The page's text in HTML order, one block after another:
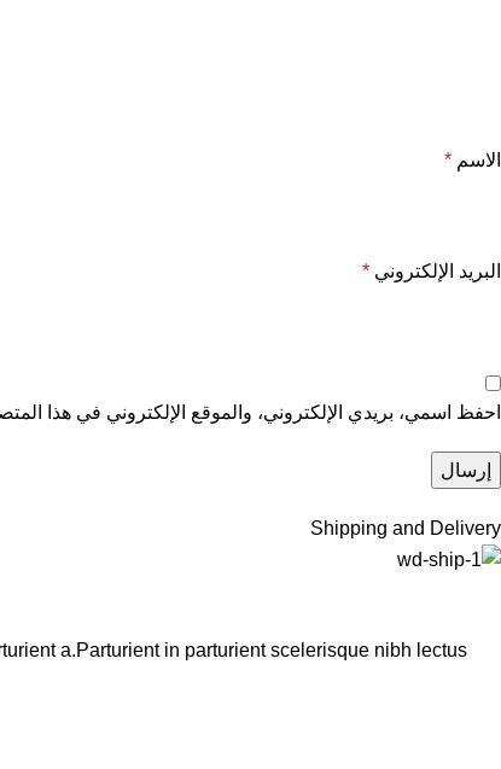
الاسم *
البريد الإلكتروني *
احفظ اسمي، بريدي الإلكتروني، والموقع الإلكتروني في هذا
Shipping and Delivery
a.Parturient in parturient scelerisque nibh lectus